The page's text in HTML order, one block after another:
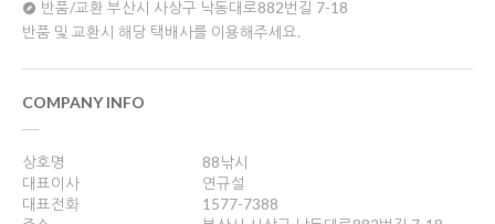
반품/교환 부산시 사상구 낙동대로882번길 7-18
반품 및 교환시 해당 택배사를 이용해주세요.
COMPANY INFO
상호명
88낚시
대표이사
연규설
대표전화
1577-7388